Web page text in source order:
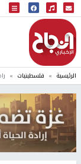
البث المباشر
إذاعة النجاح
الرئيسية فلسطينيات